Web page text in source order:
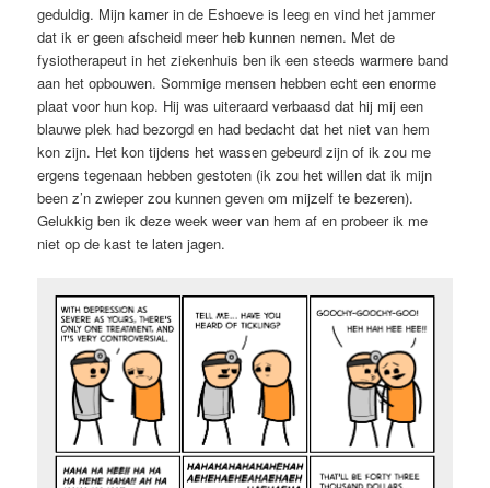
geduldig. Mijn kamer in de Eshoeve is leeg en vind het jammer
dat ik er geen afscheid meer heb kunnen nemen. Met de
fysiotherapeut in het ziekenhuis ben ik een steeds warmere band
aan het opbouwen. Sommige mensen hebben echt een enorme
plaat voor hun kop. Hij was uiteraard verbaasd dat hij mij een
blauwe plek had bezorgd en had bedacht dat het niet van hem
kon zijn. Het kon tijdens het wassen gebeurd zijn of ik zou me
ergens tegenaan hebben gestoten (ik zou het willen dat ik mijn
been z’n zwieper zou kunnen geven om mijzelf te bezeren).
Gelukkig ben ik deze week weer van hem af en probeer ik me
niet op de kast te laten jagen.